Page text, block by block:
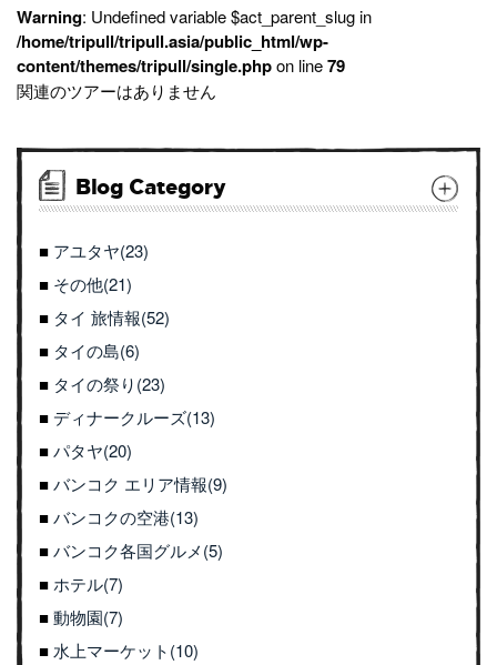
Warning: Undefined variable $act_parent_slug in
/home/tripull/tripull.asia/public_html/wp-
content/themes/tripull/single.phpon line79
関連のツアーはありません
Blog Category
アユタヤ(23)
その他(21)
タイ 旅情報(52)
タイの島(6)
タイの祭り(23)
ディナークルーズ(13)
パタヤ(20)
バンコク エリア情報(9)
バンコクの空港(13)
バンコク各国グルメ(5)
ホテル(7)
動物園(7)
水上マーケット(10)